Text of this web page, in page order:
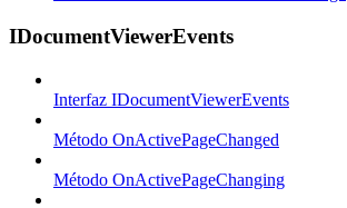
IDocumentViewerEvents
Interfaz IDocumentViewerEvents
Método OnActivePageChanged
Método OnActivePageChanging